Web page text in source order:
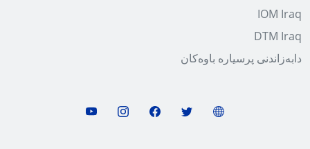
IOM Iraq
DTM Iraq
دابەزاندنی پرسیارە باوەکان